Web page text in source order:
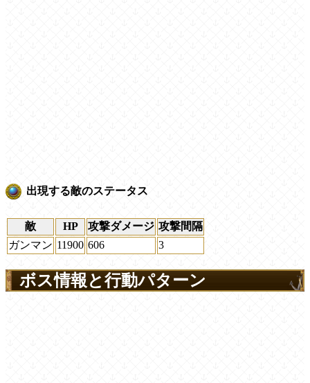
出現する敵のステータス
敵 HP 攻撃ダメージ 攻撃間隔
ガンマン 11900 606 3
ボス情報と行動パターン